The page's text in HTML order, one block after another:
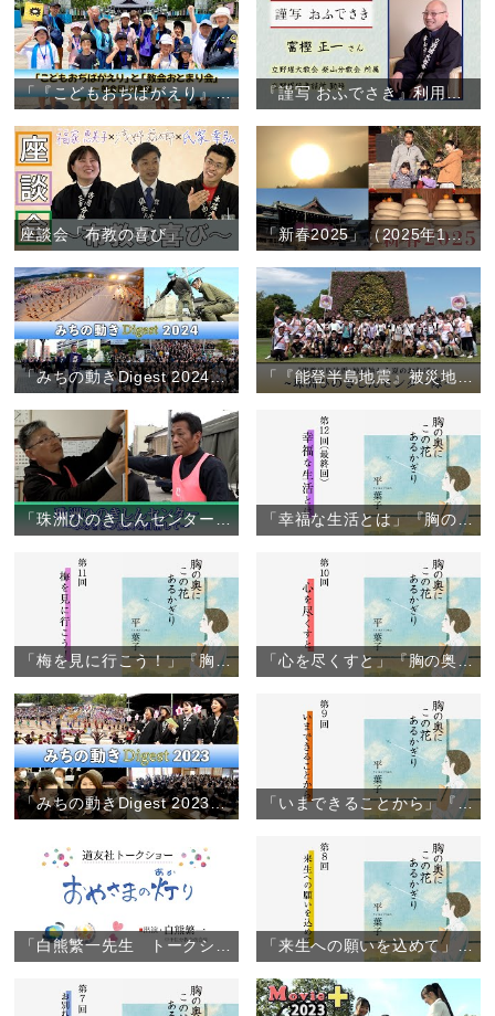
「『こどもおぢばがえり』と『教会おとまり会』～朝倉団 川會隊～」（2025年7月28日～31日）
座談会「布教の喜び」 「新春2025」（2025年1月1日）
「みちの動きDigest 2024」（2024年1月～12月） 「『能登半島地震』被災地から夏のおぢばへ ～珠洲ひのきしんセンター隊～」（2024年7月29日～31日）
「珠洲ひのきしんセンター」～ふるさとの復興をめざして～ 「幸福な生活とは」『胸の奥にこの花あるかぎり』（12）
「梅を見に行こう！」『胸の奥にこの花あるかぎり』（11） 「心を尽くすと」『胸の奥にこの花あるかぎり』（10）
「みちの動きDigest 2023」（2023年12月12日） 「いまできることから」『胸の奥にこの花あるかぎり』（9）
「来生への願いを込めて」『胸の奥にこの花あるかぎり』（8）